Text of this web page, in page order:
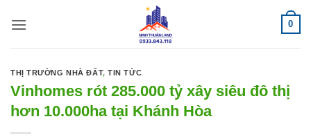
qua
0
THỊ TRƯỜNG NHÀ ĐẤT,TIN TỨC
Vinhomes rót 285.000 tỷ xây siêu đô thị
hơn 10.000ha tại Khánh Hòa